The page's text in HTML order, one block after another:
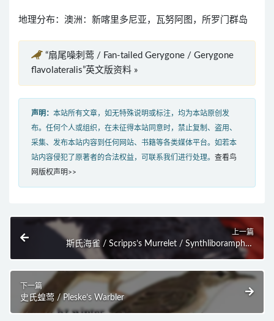
地理分布：澳洲：新喀里多尼亚，瓦努阿图，所罗门群岛
“扇尾噪刺莺 / Fan-tailed Gerygone / Gerygone
flavolateralis”英文版资料 »
声明： 本站所有文章，如无特殊说明或标注，均为本站原创发
布。任何个人或组织，在未征得本站同意时，禁止复制、盗用、
采集、发布本站内容到任何网站、书籍等各类媒体平台。如若本
站内容侵犯了原著者的合法权益，可联系我们进行处理。 查看鸟
网版权声明>>
上一篇
斯氏海雀 / Scripps’s Murrelet / Synthliboramphus
scrippsi
下一篇
史氏蝗莺 / Pleske’s Warbler